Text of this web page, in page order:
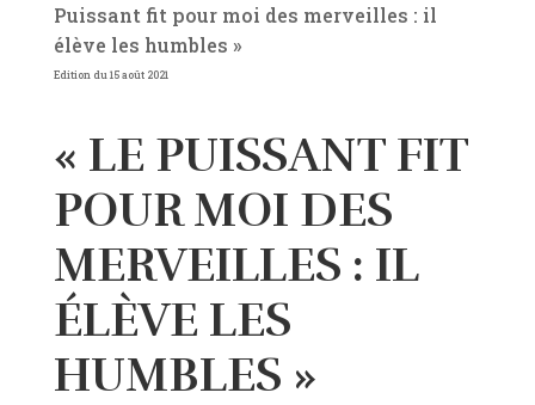
Puissant fit pour moi des merveilles : il
élève les humbles »
Edition du 15 août 2021
« LE PUISSANT FIT
POUR MOI DES
MERVEILLES : IL
ÉLÈVE LES
HUMBLES »